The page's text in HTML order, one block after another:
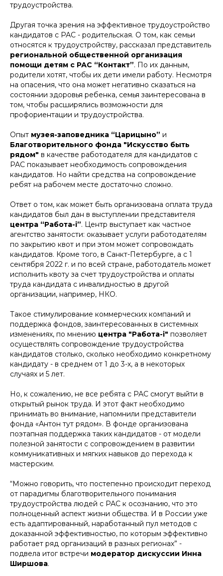
трудоустройства.
Другая точка зрения на эффективное трудоустройство
кандидатов с РАС - родительская. О том, как семьи
относятся к трудоустройству, рассказал представитель
региональной общественной организация
помощи детям с РАС “Контакт”. По их данным,
родители хотят, чтобы их дети имели работу. Несмотря
на опасения, что она может негативно сказаться на
состоянии здоровья ребенка, семья заинтересована в
том, чтобы расширялись возможности для
профориентации и трудоустройства.
Опыт музея-заповедника “Царицыно” и
Благотворительного фонда "Искусство быть
рядом" в качестве работодателя для кандидатов с
РАС показывает необходимость сопровождения
кандидатов. Но найти средства на сопровождение
ребят на рабочем месте достаточно сложно.
Ответ о том, как может быть организована оплата труда
кандидатов был дан в выступлении представителя
центра “Работа-i”. Центр выступает как частное
агентство занятости: оказывает услуги работодателям
по закрытию квот и при этом может сопровождать
кандидатов. Кроме того, в Санкт-Петербурге, а с 1
сентября 2022 г. и по всей стране, работодатель может
исполнить квоту за счет трудоустройства и оплаты
труда кандидата с инвалидностью в другой
организации, например, НКО.
Такое стимулирование коммерческих компаний и
поддержка фондов, заинтересованных в системных
изменениях, по мнению центра "Работа-i" позволяет
осуществлять сопровождение трудоустройства
кандидатов столько, сколько необходимо конкретному
кандидату - в среднем от 1 до 3-х, а в некоторых
случаях и 5 лет.
Но, к сожалению, не все ребята с РАС смогут выйти в
открытый рынок труда. И этот факт необходимо
принимать во внимание, напомнили представители
фонда «Антон тут рядом». В фонде организована
поэтапная поддержка таких кандидатов - от модели
полезной занятости с сопровождением в развитии
коммуникативных и мягких навыков до перехода к
мастерским.
“Можно говорить, что постепенно происходит переход
от парадигмы благотворительного понимания
трудоустройства людей с РАС к осознанию, что это
полноценный аспект жизни общества. И в России уже
есть адаптированный, наработанный пул методов с
доказанной эффективностью, по которым эффективно
работает ряд организаций в разных регионах” -
подвела итог встречи модератор дискуссии Инна
Ширшова.